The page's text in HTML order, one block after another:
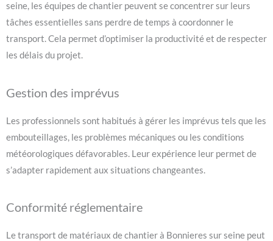
seine, les équipes de chantier peuvent se concentrer sur leurs
tâches essentielles sans perdre de temps à coordonner le
transport. Cela permet d’optimiser la productivité et de respecter
les délais du projet.
Gestion des imprévus
Les professionnels sont habitués à gérer les imprévus tels que les
embouteillages, les problèmes mécaniques ou les conditions
météorologiques défavorables. Leur expérience leur permet de
s’adapter rapidement aux situations changeantes.
Conformité réglementaire
Le transport de matériaux de chantier à Bonnieres sur seine peut